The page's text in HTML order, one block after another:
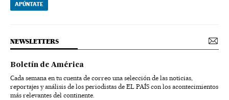
APÚNTATE
NEWSLETTERS
Boletín de América
Cada semana en tu cuenta de correo una selección de las noticias,
reportajes y análisis de los periodistas de EL PAÍS con los acontecimientos
más relevantes del continente.